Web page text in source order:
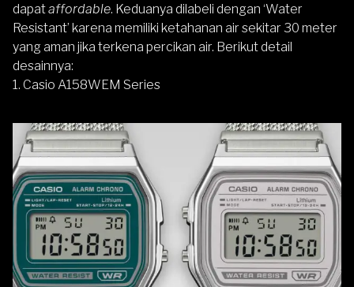
dapataffordable. Keduanya dilabeli dengan ‘Water
Resistant’ karena memiliki ketahanan air sekitar 30 meter
yang aman jika terkena percikan air. Berikut detail
desainnya:
1. Casio A158WEM Series